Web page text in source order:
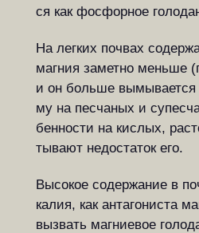
ся как фос­фор­ное
На легких почвах
магния за­мет­но мень­ше
и он боль­ше
му на пес­ча­ных и
бен­но­с­ти на кис­лых,
ты­ва­ют не­до­ста­ток его.
Высокое содержание в
калия, как антагониста
выз­вать маг­ни­е­вое